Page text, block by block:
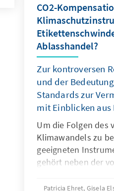
CO2-
Ablasshandel?
Zur kontroversen
und der
Standards zur
mit Einblicken
Um die Folgen des
Klimawandels zu
geeigneten
gehört neben der
deren
Patricia Ehret, Gisela